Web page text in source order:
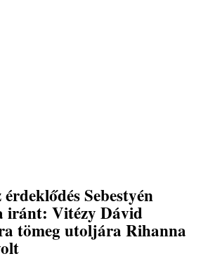
Sebestyén
iránt: Vitézy Dávid
tömeg utoljára Rihanna